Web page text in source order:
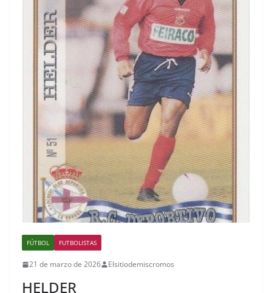
FÚTBOL FUTBOLISTAS
21 de marzo de 2026 Elsitiodemiscromos
HELDER